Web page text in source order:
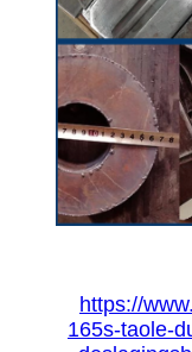
https://
165s-taole-